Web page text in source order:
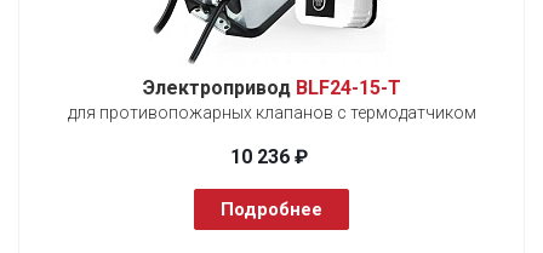
Электропривод BLF24-15-T
для противопожарных клапанов с термодатчиком
10 236 ₽
Подробнее